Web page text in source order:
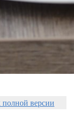
полной версии